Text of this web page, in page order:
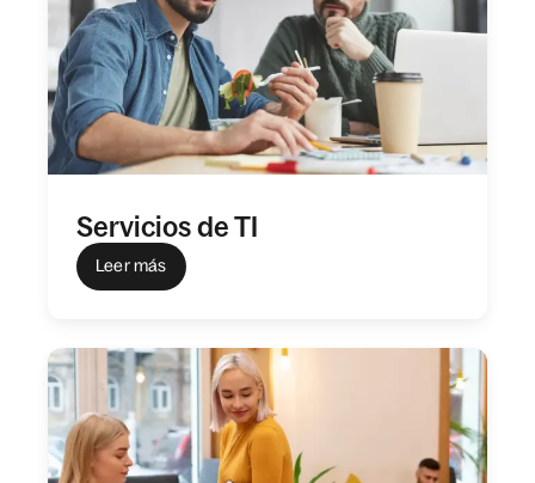
Servicios de TI
Leer más